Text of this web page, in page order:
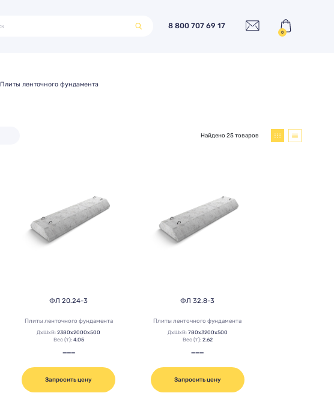
8 800 707 69 17
0
Плиты ленточного фундамента
Найдено 25 товаров
ФЛ 20.24-3
Плиты ленточного фундамента
ДхШхВ:2380х2000х500
Вес (т): 4.05
———
Запросить цену
ФЛ 32.8-3
Плиты ленточного фундамента
ДхШхВ: 780х3200х500
Вес (т): 2.62
———
Запросить цену